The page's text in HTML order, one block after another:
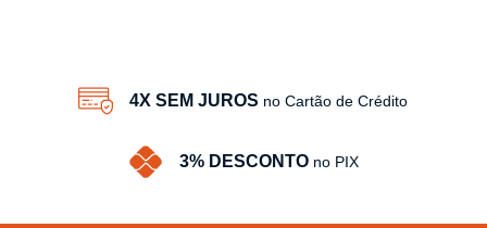
4X SEM JUROS no Cartão de Crédito
3% DESCONTO no PIX